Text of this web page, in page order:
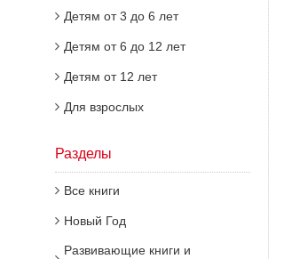
Детям от 3 до 6 лет
Детям от 6 до 12 лет
Детям от 12 лет
Для взрослых
Разделы
Все книги
Новый Год
Развивающие книги и